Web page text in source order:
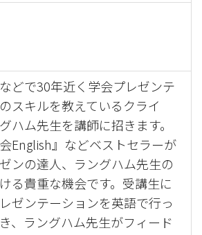
どで30年近く学会プレゼンテ
スキルを教えているクライ
ハム先生を講師に招きます。
会English』などベストセラーが
ンの達人、ラングハム先生の
る貴重な機会です。受講生に
ゼンテーションを英語で行っ
、ラングハム先生がフィード